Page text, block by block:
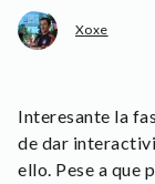
Xoxe
Interesante la
de dar
ello. Pese a que